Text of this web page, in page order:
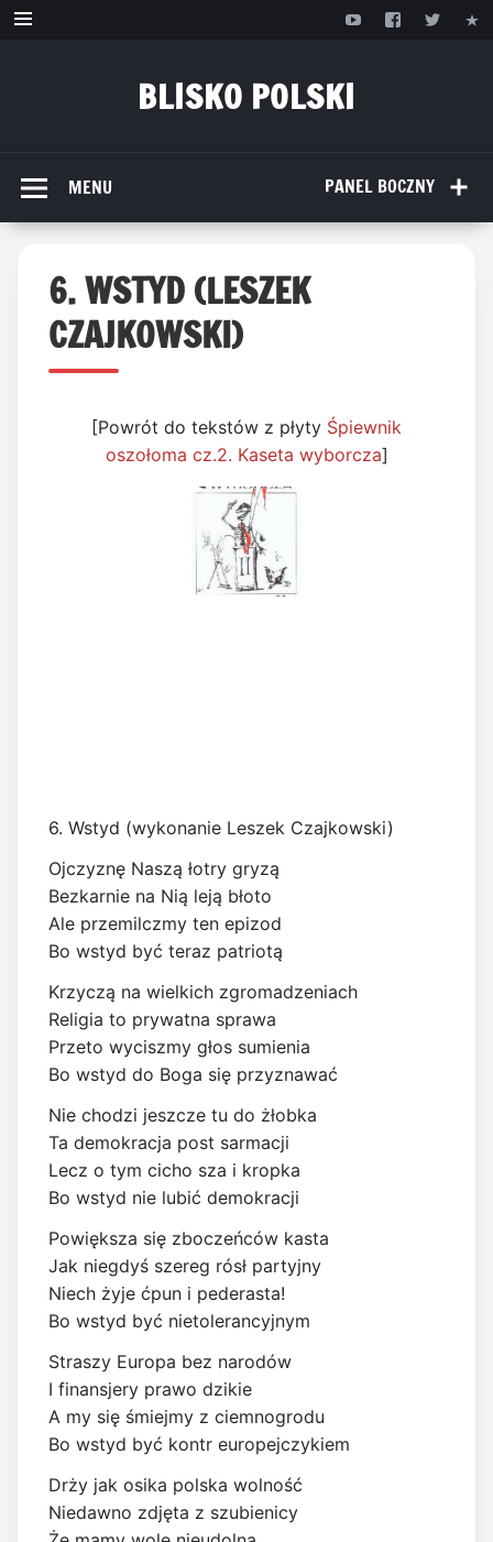
Przejdź
BLISKO POLSKI
PANEL BOCZNY
MENU
6. WSTYD (LESZEK
CZAJKOWSKI)
[Powrót do tekstów z płyty Śpiewnik
oszołoma cz.2. Kaseta wyborcza]
6. Wstyd (wykonanie Leszek Czajkowski)
Ojczyznę Naszą łotry gryzą
Bezkarnie na Nią leją błoto
Ale przemilczmy ten epizod
Bo wstyd być teraz patriotą
Krzyczą na wielkich zgromadzeniach
Religia to prywatna sprawa
Przeto wyciszmy głos sumienia
Bo wstyd do Boga się przyznawać
Nie chodzi jeszcze tu do żłobka
Ta demokracja post sarmacji
Lecz o tym cicho sza i kropka
Bo wstyd nie lubić demokracji
Powiększa się zboczeńców kasta
Jak niegdyś szereg rósł partyjny
Niech żyje ćpun i pederasta!
Bo wstyd być nietolerancyjnym
Straszy Europa bez narodów
I finansjery prawo dzikie
A my się śmiejmy z ciemnogrodu
Bo wstyd być kontr europejczykiem
Drży jak osika polska wolność
Niedawno zdjęta z szubienicy